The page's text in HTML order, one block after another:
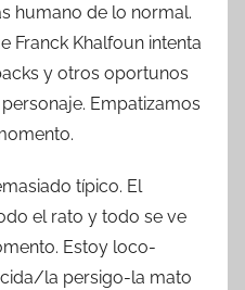
humano de lo normal.
Franck Khalfoun intenta
y otros oportunos
Empatizamos
típico. El
el rato y todo se ve
Estoy loco-
la persigo-la mato